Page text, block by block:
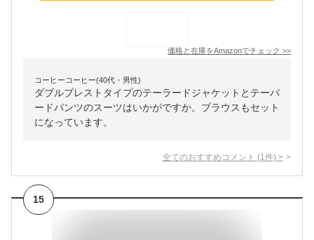
価格と在庫をAmazonでチェック >>
コーヒーコーヒー(40代・男性)
ダブルブレストタイプのテーラードジャケットとテーパ
ードパンツのスーツはいかがですか。ブラウスもセット
になっています。
全てのおすすめコメント (1 件) >
15